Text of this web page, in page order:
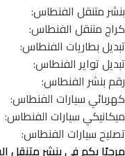
بنشر متنقل الفنطاس:
كراج متنقل الفنطاس:
تبديل بطاريات الفنطاس:
تبديل تواير الفنطاس:
رقم بنشر الفنطاس:
كهربائي سيارات الفنطاس:
ميكانيكي سيارات الفنطاس:
تصليح سيارات الفنطاس:
مرحبًا بكم في بنشر متنقل